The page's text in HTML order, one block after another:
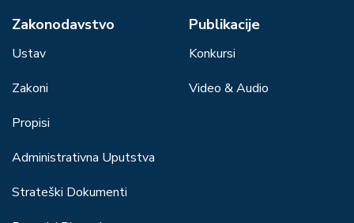
Zakonodavstvo
Ustav
Zakoni
Propisi
Administrativna Uputstva
Strateški Dokumenti
Publikacije
Konkursi
Video & Audio